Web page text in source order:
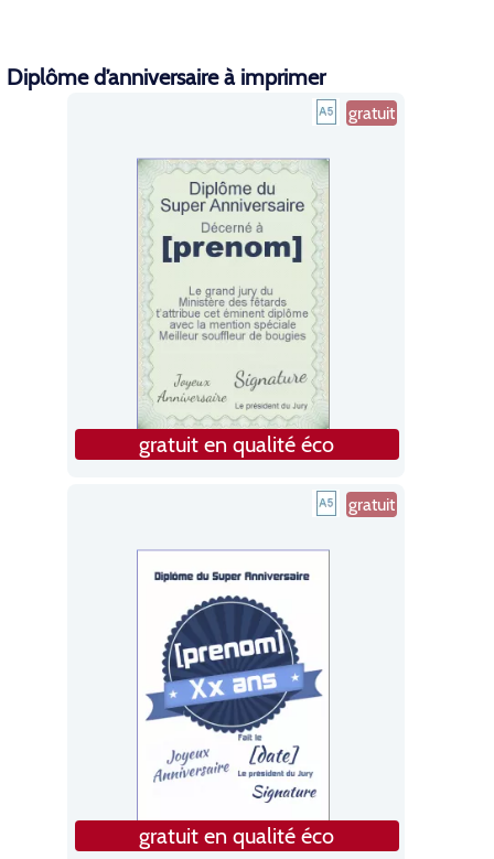
Diplôme d’anniversaire à imprimer
gratuit
gratuit en qualité éco
gratuit
gratuit en qualité éco